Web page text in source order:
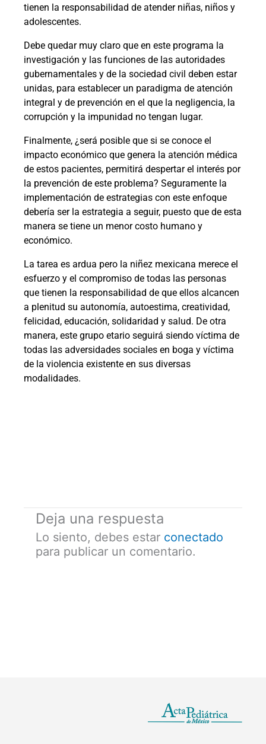
tienen la responsabilidad de atender niñas, niños y
adolescentes.
Debe quedar muy claro que en este programa la
investigación y las funciones de las autoridades
gubernamentales y de la sociedad civil deben estar
unidas, para establecer un paradigma de atención
integral y de prevención en el que la negligencia, la
corrupción y la impunidad no tengan lugar.
Finalmente, ¿será posible que si se conoce el
impacto económico que genera la atención médica
de estos pacientes, permitirá despertar el interés por
la prevención de este problema? Seguramente la
implementación de estrategias con este enfoque
debería ser la estrategia a seguir, puesto que de esta
manera se tiene un menor costo humano y
económico.
La tarea es ardua pero la niñez mexicana merece el
esfuerzo y el compromiso de todas las personas
que tienen la responsabilidad de que ellos alcancen
a plenitud su autonomía, autoestima, creatividad,
felicidad, educación, solidaridad y salud. De otra
manera, este grupo etario seguirá siendo víctima de
todas las adversidades sociales en boga y víctima
de la violencia existente en sus diversas
modalidades.
Deja una respuesta
Lo siento, debes estar conectado
para publicar un comentario.